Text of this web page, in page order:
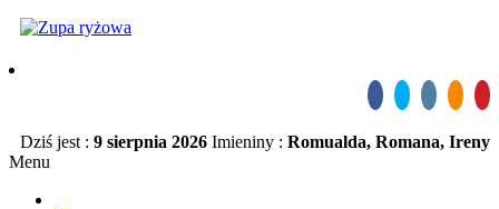
Dziś jest : 9 sierpnia 2026 Imieniny : Romualda, Romana, Ireny
Menu